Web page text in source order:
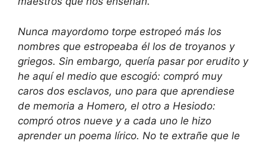
Nunca mayordomo torpe estropeó más los
nombres que estropeaba él los de troyanos y
griegos. Sin embargo, quería pasar por erudito y
he aquí el medio que escogió: compró muy
caros dos esclavos, uno para que aprendiese
de memoria a Homero, el otro a Hesiodo:
compró otros nueve y a cada uno le hizo
aprender un poema lírico. No te extrañe que le